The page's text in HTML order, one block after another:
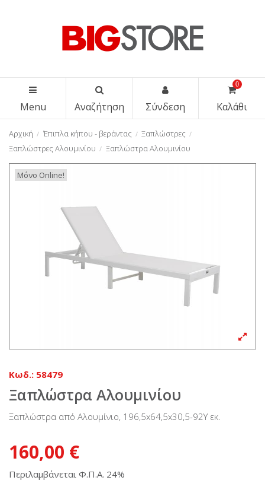
Menu Αναζήτηση Σύνδεση
0
Καλάθι
Αρχική Έπιπλα κήπου - βεράντας
Ξαπλώστρες
Ξαπλώστρες Αλουμινίου
Ξαπλώστρα Αλουμινίου
Μόνο Online!
Κωδ.: 58479
Ξαπλώστρα Αλουμινίου
Ξαπλώστρα από Αλουμίνιο, 196,5x64,5x30,5-92Υ εκ.
160,00 €
Περιλαμβάνεται Φ.Π.Α. 24%